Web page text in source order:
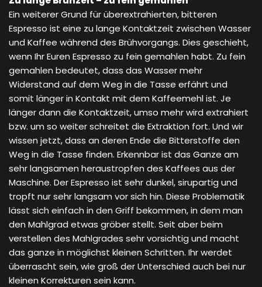
Ein weiterer Grund für überextrahierten, bitteren
Espresso ist eine zu lange Kontaktzeit zwischen Wasser
und Kaffee während des Brühvorgangs. Dies geschieht,
wenn Ihr Euren Espresso zu fein gemahlen habt. Zu fein
gemahlen bedeutet, dass das Wasser mehr
Widerstand auf dem Weg in die Tasse erfährt und
somit länger in Kontakt mit dem Kaffeemehl ist. Je
länger dann die Kontaktzeit, umso mehr wird extrahiert
bzw. um so weiter schreitet die Extraktion fort. Und wir
wissen jetzt, dass an deren Ende die Bitterstoffe den
Weg in die Tasse finden. Erkennbar ist das Ganze am
sehr langsamen heraustropfen des Kaffees aus der
Maschine. Der Espresso ist sehr dunkel, sirupartig und
tropft nur sehr langsam vor sich hin. Diese Problematik
lässt sich einfach in den Griff bekommen, in dem man
den Mahlgrad etwas gröber stellt. Seit aber beim
verstellen des Mahlgrades sehr vorsichtig und macht
das ganze in möglichst kleinen Schritten. Ihr werdet
überrascht sein, wie groß der Unterschied auch bei nur
kleinen Korrekturen sein kann.